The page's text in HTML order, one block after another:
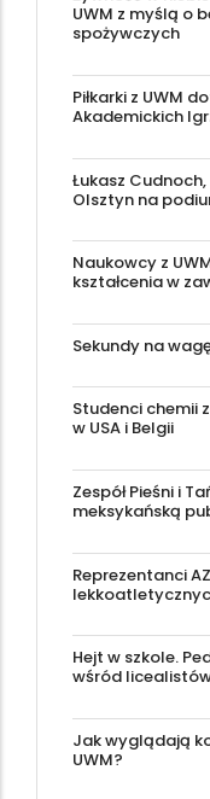
UWM z myślą o
spożywczych
Piłkarki z UWM
Akademickich
Łukasz
Olsztyn na
Naukowcy z
kształcenia w
Sekundy na
Studenci chemii
w USA i Belgii
Zespół Pieśni i
meksykańską
Reprezentanci
Hejt w szkole.
wśród
Jak wyglądają
UWM?